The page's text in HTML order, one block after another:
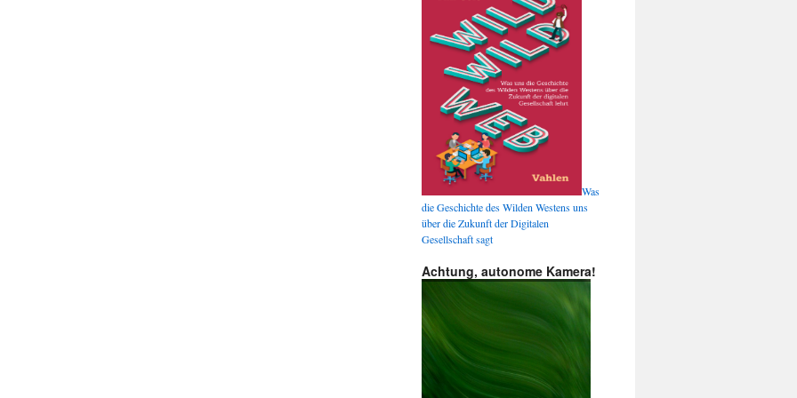
Was
die Geschichte des Wilden Westens uns
über die Zukunft der Digitalen
Gesellschaft sagt
Achtung, autonome Kamera!